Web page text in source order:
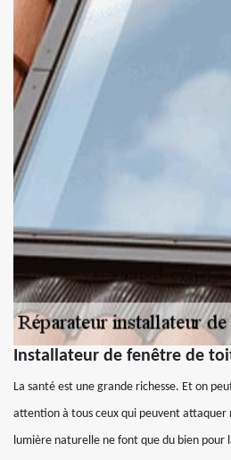
Installateur de fenêtre de
La santé est une grande richesse. Et on
attention à tous ceux qui peuvent attaquer
lumière naturelle ne font que du bien pour